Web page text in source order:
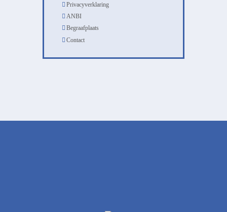
Privacyverklaring
ANBI
Begraafplaats
Contact